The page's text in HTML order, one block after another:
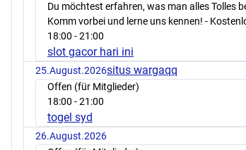
Du möchtest erfahren, was man alles Tolles
Komm vorbei und lerne uns kennen! -
18:00 - 21:00
slot gacor hari ini
25.August.2026situs wargaqq
Offen (für Mitglieder)
18:00 - 21:00
togel syd
26.August.2026